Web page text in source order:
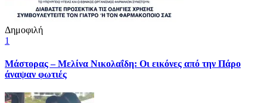
Δημοφιλή
1
Μάστορας – Μελίνα Νικολαΐδη: Οι εικόνες από την Πάρο
άναψαν φωτιές